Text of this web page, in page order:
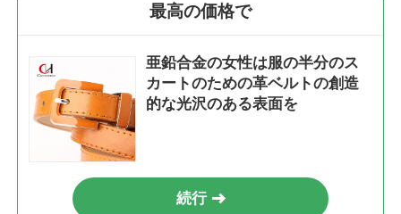
最高の価格で
亜鉛合金の女性は服の半分のス
カートのための革ベルトの創造
的な光沢のある表面を
続行